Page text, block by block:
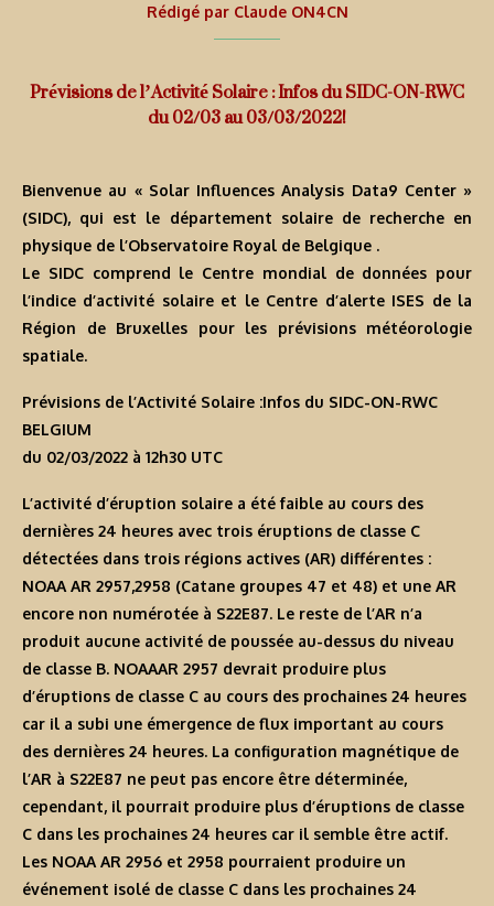
Rédigé par Claude ON4CN
Prévisions de l’Activité Solaire : Infos du SIDC-ON-RWC
du 02/03 au 03/03/2022!
Bienvenue au « Solar Influences Analysis Data9 Center »
(SIDC), qui est le département solaire de recherche en
physique de l’Observatoire Royal de Belgique .
Le SIDC comprend le Centre mondial de données pour
l’indice d’activité solaire et le Centre d’alerte ISES de la
Région de Bruxelles pour les prévisions météorologie
spatiale.
Prévisions de l’Activité Solaire :Infos du SIDC-ON-RWC
BELGIUM
du 02/03/2022 à 12h30 UTC
L’activité d’éruption solaire a été faible au cours des
dernières 24 heures avec trois éruptions de classe C
détectées dans trois régions actives (AR) différentes :
NOAA AR 2957,2958 (Catane groupes 47 et 48) et une AR
encore non numérotée à S22E87. Le reste de l’AR n’a
produit aucune activité de poussée au-dessus du niveau
de classe B. NOAAAR 2957 devrait produire plus
d’éruptions de classe C au cours des prochaines 24 heures
car il a subi une émergence de flux important au cours
des dernières 24 heures. La configuration magnétique de
l’AR à S22E87 ne peut pas encore être déterminée,
cependant, il pourrait produire plus d’éruptions de classe
C dans les prochaines 24 heures car il semble être actif.
Les NOAA AR 2956 et 2958 pourraient produire un
événement isolé de classe C dans les prochaines 24